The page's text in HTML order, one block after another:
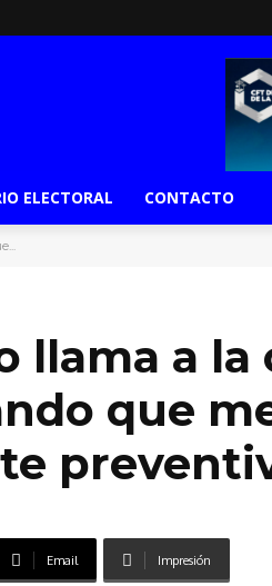
ELECTORAL CONTACTO
llama a la
que
Email Impresión